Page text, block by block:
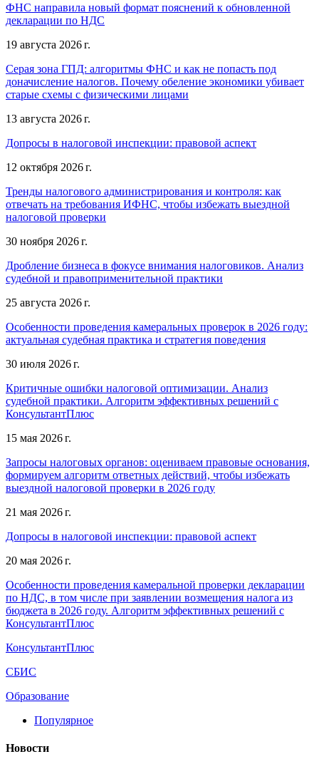
ФНС направила новый формат пояснений к обновленной
декларации по НДС
19 августа 2026 г.
Серая зона ГПД: алгоритмы ФНС и как не попасть под
доначисление налогов. Почему обеление экономики убивает
старые схемы с физическими лицами
13 августа 2026 г.
Допросы в налоговой инспекции: правовой аспект
12 октября 2026 г.
Тренды налогового администрирования и контроля: как
отвечать на требования ИФНС, чтобы избежать выездной
налоговой проверки
30 ноября 2026 г.
Дробление бизнеса в фокусе внимания налоговиков. Анализ
судебной и правоприменительной практики
25 августа 2026 г.
Особенности проведения камеральных проверок в 2026 году:
актуальная судебная практика и стратегия поведения
30 июля 2026 г.
Критичные ошибки налоговой оптимизации. Анализ
судебной практики. Алгоритм эффективных решений с
КонсультантПлюс
15 мая 2026 г.
Запросы налоговых органов: оцениваем правовые основания,
формируем алгоритм ответных действий, чтобы избежать
выездной налоговой проверки в 2026 году
21 мая 2026 г.
Допросы в налоговой инспекции: правовой аспект
20 мая 2026 г.
Особенности проведения камеральной проверки декларации
по НДС, в том числе при заявлении возмещения налога из
бюджета в 2026 году. Алгоритм эффективных решений с
КонсультантПлюс
КонсультантПлюс
СБИС
Образование
Популярное
Новости